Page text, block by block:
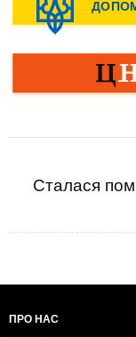
Сталася
ПРО НАС